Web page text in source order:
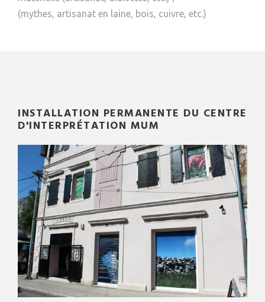
(mythes, artisanat en laine, bois, cuivre, etc.)
INSTALLATION PERMANENTE DU CENTRE
D'INTERPRÉTATION MUM